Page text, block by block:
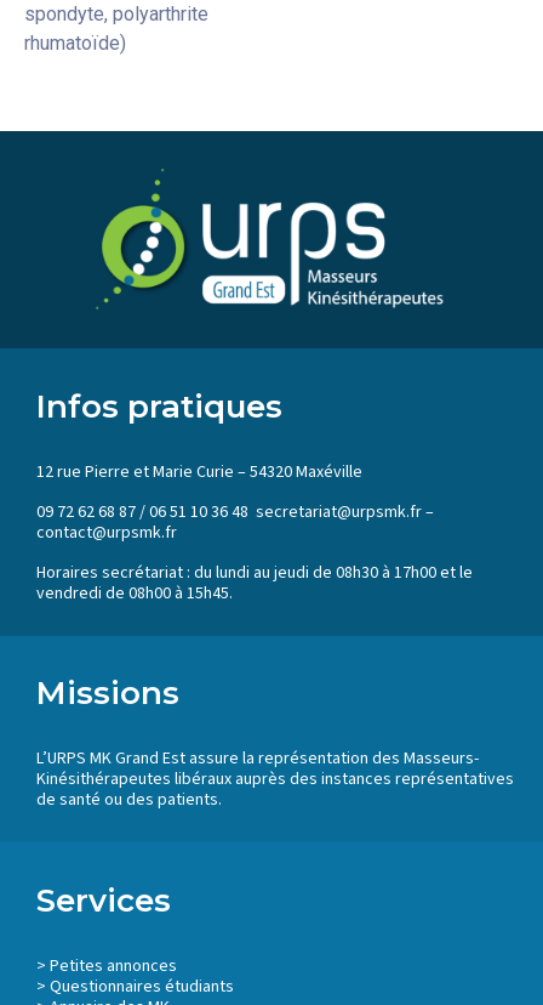
spondyte, polyarthrite
rhumatoïde)
Infos pratiques
12 rue Pierre et Marie Curie – 54320 Maxéville
09 72 62 68 87 / 06 51 10 36 48 secretariat@urpsmk.fr –
contact@urpsmk.fr
Horaires secrétariat : du lundi au jeudi de 08h30 à 17h00 et le
vendredi de 08h00 à 15h45.
Missions
L’URPS MK Grand Est assure la représentation des Masseurs-
Kinésithérapeutes libéraux auprès des instances représentatives
de santé ou des patients.
Services
> Petites annonces
> Questionnaires étudiants